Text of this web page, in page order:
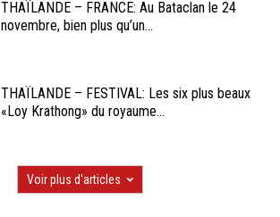
THAÏLANDE – FRANCE: Au Bataclan le 24
novembre, bien plus qu’un...
THAÏLANDE – FESTIVAL: Les six plus beaux
«Loy Krathong» du royaume...
Voir plus d'articles